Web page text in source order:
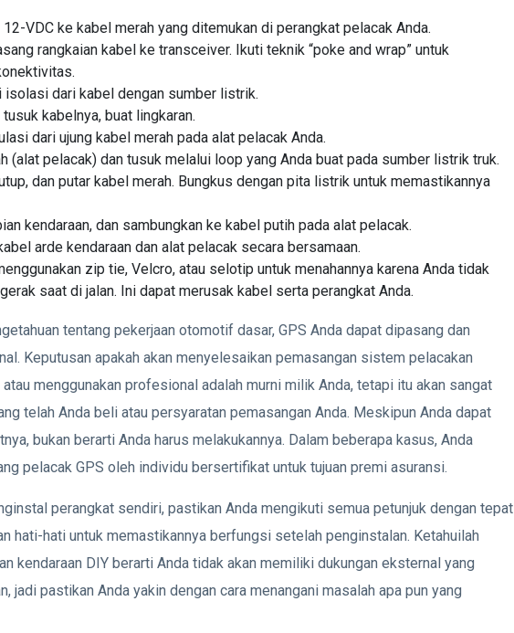
VDC ke kabel merah yang ditemukan di perangkat pelacak Anda.
rangkaian kabel ke transceiver. Ikuti teknik “poke and wrap” untuk
isolasi dari kabel dengan sumber listrik.
kabelnya, buat lingkaran.
dari ujung kabel merah pada alat pelacak Anda.
(alat pelacak) dan tusuk melalui loop yang Anda buat pada sumber listrik truk.
dan putar kabel merah. Bungkus dengan pita listrik untuk memastikannya
kendaraan, dan sambungkan ke kabel putih pada alat pelacak.
arde kendaraan dan alat pelacak secara bersamaan.
zip tie, Velcro, atau selotip untuk menahannya karena Anda tidak
saat di jalan. Ini dapat merusak kabel serta perangkat Anda.
tentang pekerjaan otomotif dasar, GPS Anda dapat dipasang dan
Keputusan apakah akan menyelesaikan pemasangan sistem pelacakan
menggunakan profesional adalah murni milik Anda, tetapi itu akan sangat
telah Anda beli atau persyaratan pemasangan Anda. Meskipun Anda dapat
bukan berarti Anda harus melakukannya. Dalam beberapa kasus, Anda
pelacak GPS oleh individu bersertifikat untuk tujuan premi asuransi.
perangkat sendiri, pastikan Anda mengikuti semua petunjuk dengan tepat
hati-hati untuk memastikannya berfungsi setelah penginstalan. Ketahuilah
kendaraan DIY berarti Anda tidak akan memiliki dukungan eksternal yang
jadi pastikan Anda yakin dengan cara menangani masalah apa pun yang